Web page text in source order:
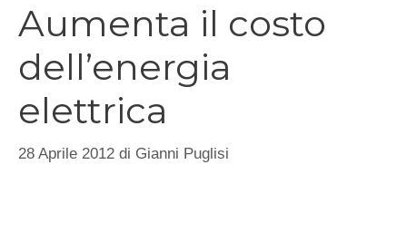
Aumenta il costo
dell’energia
elettrica
28 Aprile 2012 di Gianni Puglisi